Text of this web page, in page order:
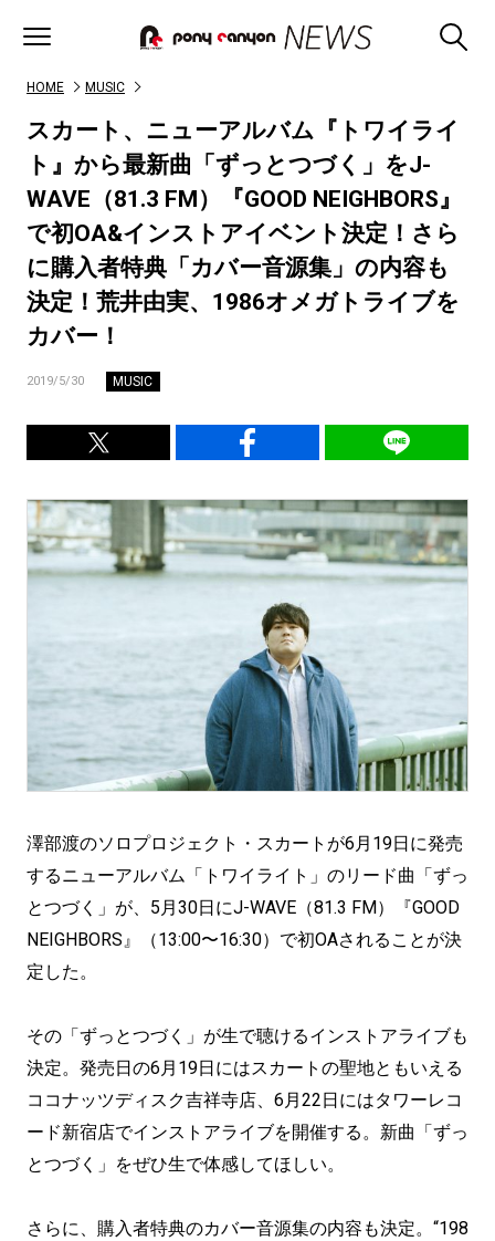
HOME MUSIC
スカート、ニューアルバム『トワイライ
ト』から最新曲「ずっとつづく」をJ-
WAVE（81.3 FM）『GOOD NEIGHBORS』
で初OA&インストアイベント決定！さら
に購入者特典「カバー音源集」の内容も
決定！荒井由実、1986オメガトライブを
カバー！
2019/5/30 MUSIC
澤部渡のソロプロジェクト・スカートが6月19日に発売
するニューアルバム「トワイライト」のリード曲「ずっ
とつづく」が、5月30日にJ-WAVE（81.3 FM）『GOOD
NEIGHBORS』（13:00〜16:30）で初OAされることが決
定した。
その「ずっとつづく」が生で聴けるインストアライブも
決定。発売日の6月19日にはスカートの聖地ともいえる
ココナッツディスク吉祥寺店、6月22日にはタワーレコ
ード新宿店でインストアライブを開催する。新曲「ずっ
とつづく」をぜひ生で体感してほしい。
さらに、購入者特典のカバー音源集の内容も決定。“198